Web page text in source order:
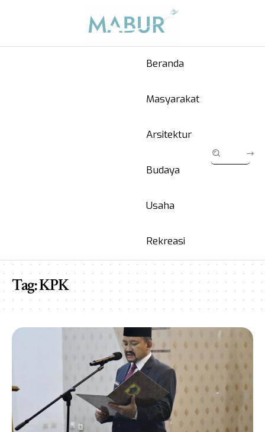
Beranda
Masyarakat
Arsitektur
Budaya
Usaha
Rekreasi
Tag:KPK